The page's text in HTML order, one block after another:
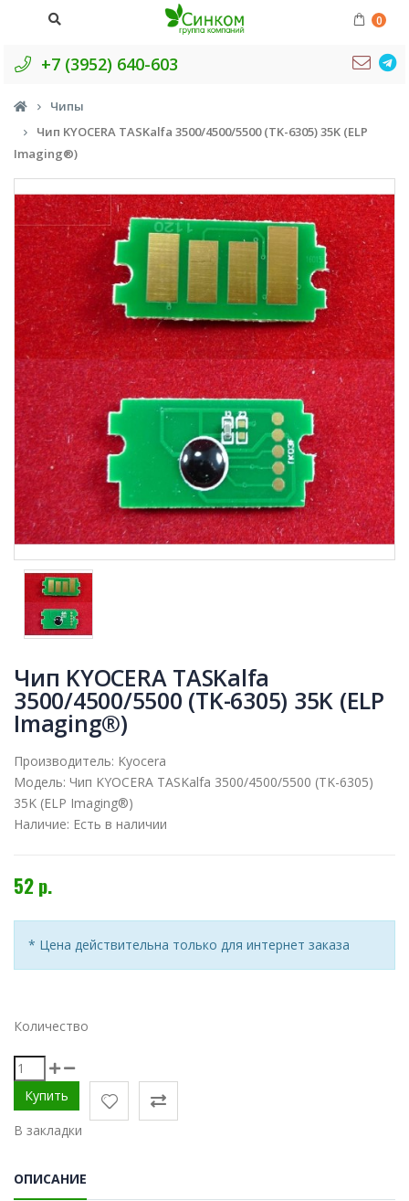
0
+7 (3952) 640-603
Чипы
Чип KYOCERA TASKalfa 3500/4500/5500 (TK-6305) 35K (ELP
Imaging®)
Чип KYOCERA TASKalfa
3500/4500/5500 (TK-6305) 35K (ELP
Imaging®)
Производитель: Kyocera
Модель: Чип KYOCERA TASKalfa 3500/4500/5500 (TK-6305)
35K (ELP Imaging®)
Наличие: Есть в наличии
52 р.
* Цена действительна только для интернет заказа
Количество
В закладки
ОПИСАНИЕ